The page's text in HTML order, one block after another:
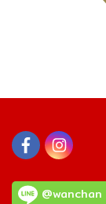
@wanchan